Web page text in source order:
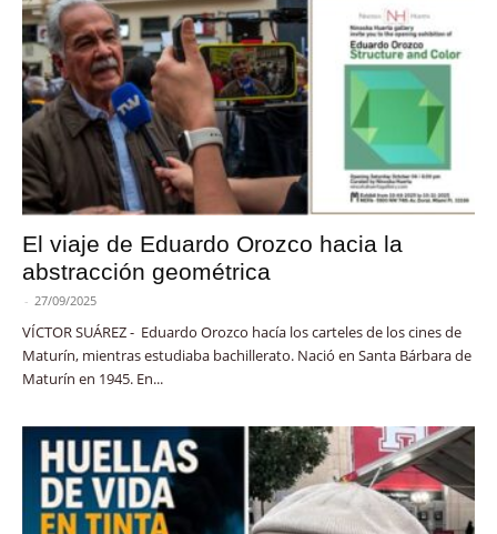
El viaje de Eduardo Orozco hacia la
abstracción geométrica
- 27/09/2025
VÍCTOR SUÁREZ - Eduardo Orozco hacía los carteles de los cines de
Maturín, mientras estudiaba bachillerato. Nació en Santa Bárbara de
Maturín en 1945. En...